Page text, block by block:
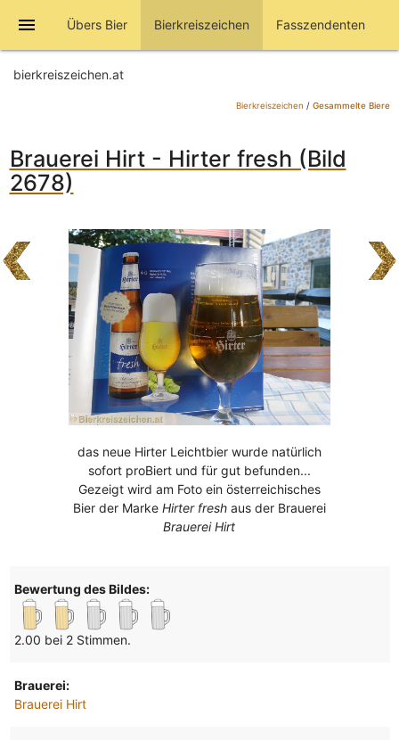
menu Übers Bier Bierkreiszeichen Fasszendenten
bierkreiszeichen.at
Bierkreiszeichen / Gesammelte Biere
Brauerei Hirt - Hirter fresh (Bild
2678)
das neue Hirter Leichtbier wurde natürlich
sofort proBiert und für gut befunden...
Gezeigt wird am Foto ein österreichisches
Bier der Marke Hirter freshaus der Brauerei
Brauerei Hirt
Bewertung des Bildes:
2.00 bei 2 Stimmen.
Brauerei:
Brauerei Hirt